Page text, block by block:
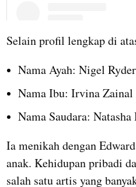
Selain profil lengkap di
Nama Ayah: Nigel
Nama Ibu: Irvina Zainal
Nama Saudara:
Ia menikah dengan
anak. Kehidupan pribadi
salah satu artis yang